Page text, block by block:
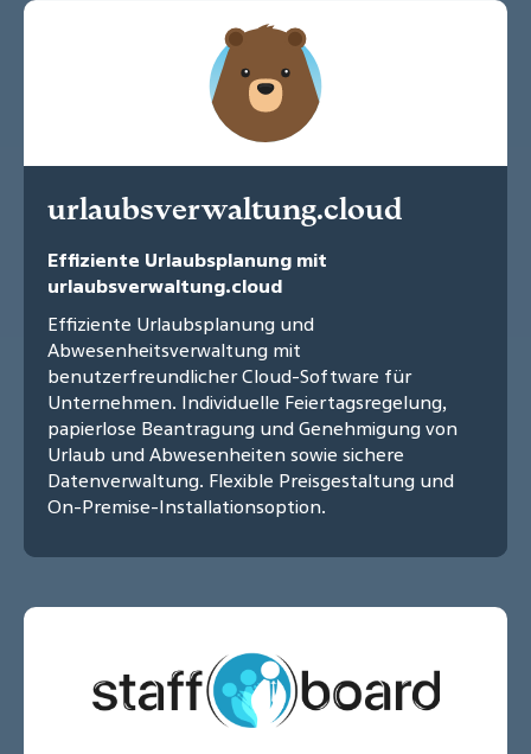
urlaubsverwaltung.cloud
Effiziente Urlaubsplanung mit
urlaubsverwaltung.cloud
Effiziente Urlaubsplanung und
Abwesenheitsverwaltung mit
benutzerfreundlicher Cloud-Software für
Unternehmen. Individuelle Feiertagsregelung,
papierlose Beantragung und Genehmigung von
Urlaub und Abwesenheiten sowie sichere
Datenverwaltung. Flexible Preisgestaltung und
On-Premise-Installationsoption.